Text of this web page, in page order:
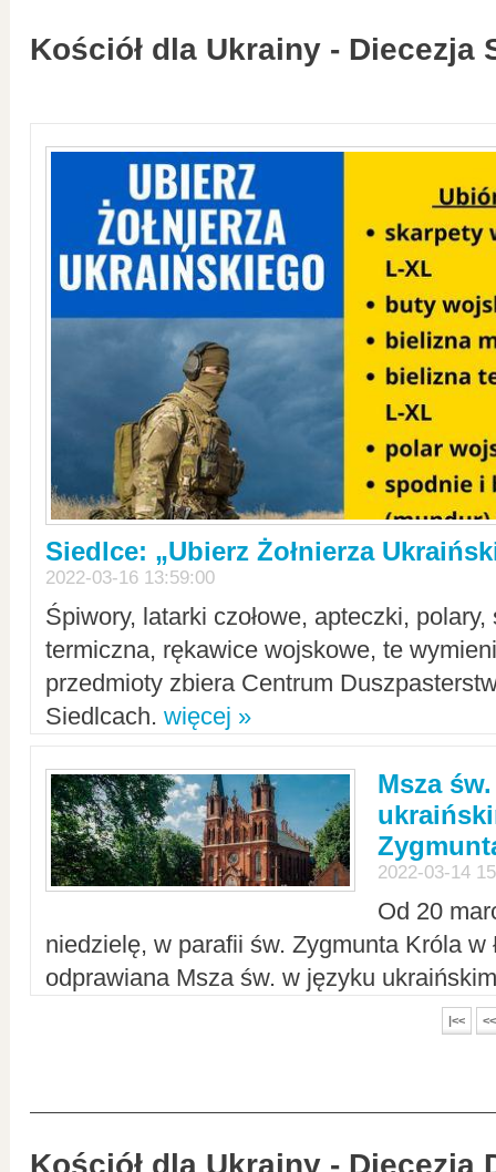
Kościół dla Ukrainy - Diecezja
Siedlce: „Ubierz Żołnierza
2022-03-16 13:59:00
Śpiwory, latarki czołowe, apteczki,
termiczna, rękawice wojskowe, te
przedmioty zbiera Centrum
Siedlcach. więcej »
Msza
2022-03-14
Od 20
niedzielę, w parafii św. Zygmunta Króla w
odprawiana Msza św. w języku
|<< <<